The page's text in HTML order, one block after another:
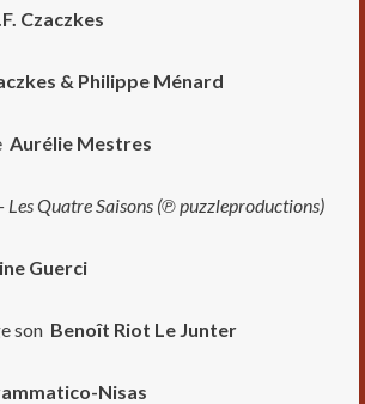
Czaczkes
& Philippe Ménard
Aurélie Mestres
Les Quatre Saisons (℗ puzzleproductions)
Guerci
son Benoît Riot Le Junter
Nisas